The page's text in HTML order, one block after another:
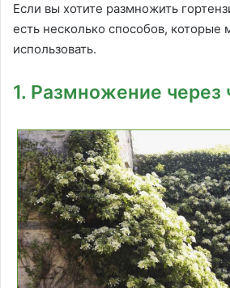
Если вы хотите размножить
есть несколько способов, которые
использовать.
1. Размножение через